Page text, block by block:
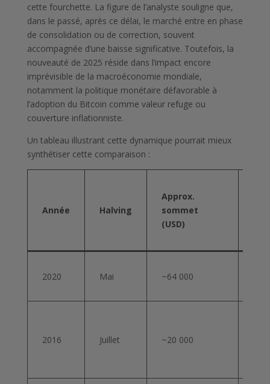
cette fourchette. La figure de l’analyste souligne que,
dans le passé, après ce délai, le marché entre en phase
de consolidation ou de correction, souvent
accompagnée d’une baisse significative. Toutefois, la
nouveauté de 2025 réside dans l’impact encore
imprévisible de la macroéconomie mondiale,
notamment la politique monétaire défavorable à
l’adoption du Bitcoin comme valeur refuge ou
couverture inflationniste.
Un tableau illustrant cette dynamique pourrait mieux
synthétiser cette comparaison :
Année Halving
Approx.
sommet
(USD)
2020 Mai ~64 000
2016 Juillet ~20 000